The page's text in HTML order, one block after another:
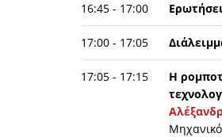
16:45 - 17:00
17:00 - 17:05
17:05 - 17:15
Η